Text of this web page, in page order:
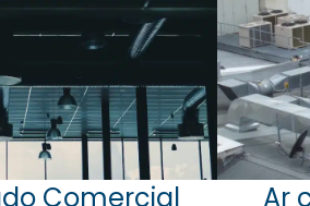
Comercial Ar